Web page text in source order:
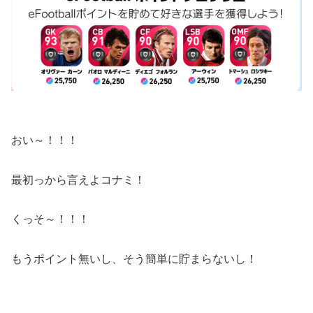
おい～！！！
最初っから言えよコナミ！
くっそ～！！！
もうポイント無いし、そう簡単に貯まらないし！